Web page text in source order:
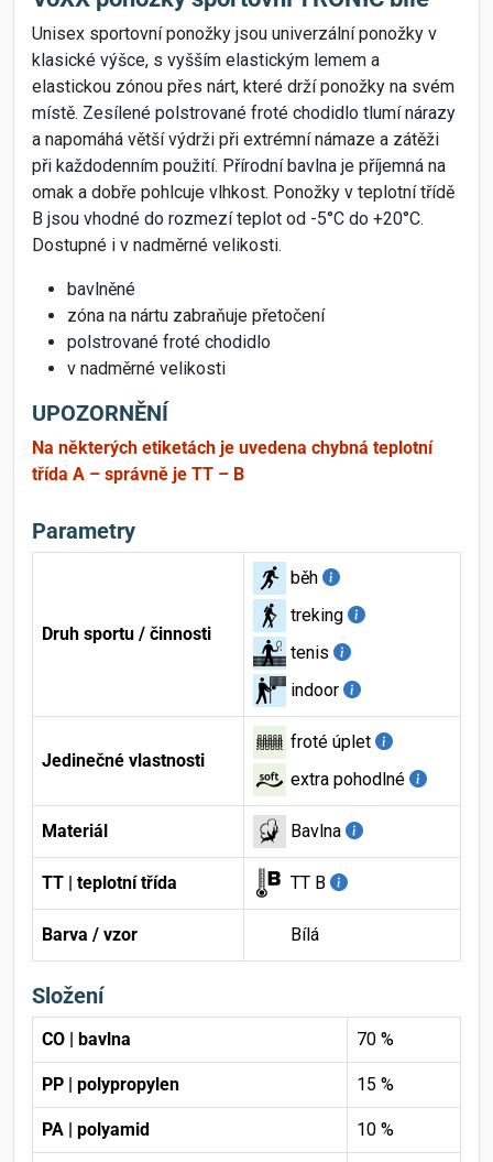
Unisex sportovní ponožky jsou univerzální ponožky v
klasické výšce, s vyšším elastickým lemem a
elastickou zónou přes nárt, které drží ponožky na svém
místě. Zesílené polstrované froté chodidlo tlumí nárazy
a napomáhá větší výdrži při extrémní námaze a zátěži
při každodenním použití. Přírodní bavlna je příjemná na
omak a dobře pohlcuje vlhkost. Ponožky v teplotní třídě
B jsou vhodné do rozmezí teplot od -5°C do +20°C.
Dostupné i v nadměrné velikosti.
bavlněné
zóna na nártu zabraňuje přetočení
polstrované froté chodidlo
v nadměrné velikosti
UPOZORNĚNÍ
Na některých etiketách je uvedena chybná teplotní
třída A – správně je TT – B
Parametry
Druh sportu / činnosti
běh
treking
tenis
indoor
Jedinečné vlastnosti
froté úplet
extra pohodlné
Materiál Bavlna
TT | teplotní třída TT B
Barva / vzor Bílá
Složení
CO | bavlna 70 %
PP | polypropylen 15 %
PA | polyamid 10 %